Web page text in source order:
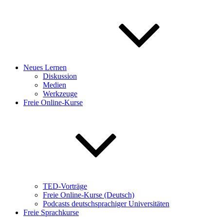
Neues Lernen
Diskussion
Medien
Werkzeuge
Freie Online-Kurse
TED-Vorträge
Freie Online-Kurse (Deutsch)
Podcasts deutschsprachiger Universitäten
Freie Sprachkurse